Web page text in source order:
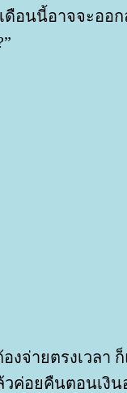
ดือนนี้อาจจะออ
งจ่ายตรงเวลา
ค่อยคืนตอนเงิน